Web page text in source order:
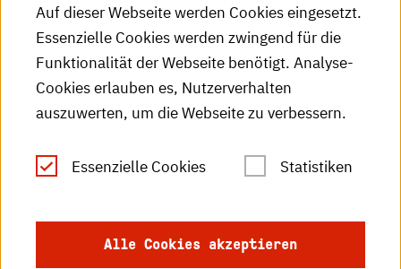
HKA-Publikationen
RSS-Feed
Leichte Sprache
Auf dieser Webseite werden Cookies eingesetzt.
Essenzielle Cookies werden zwingend für die
Funktionalität der Webseite benötigt. Analyse-
Cookies erlauben es, Nutzerverhalten
auszuwerten, um die Webseite zu verbessern.
Essenzielle Cookies Statistiken
Alle Cookies akzeptieren